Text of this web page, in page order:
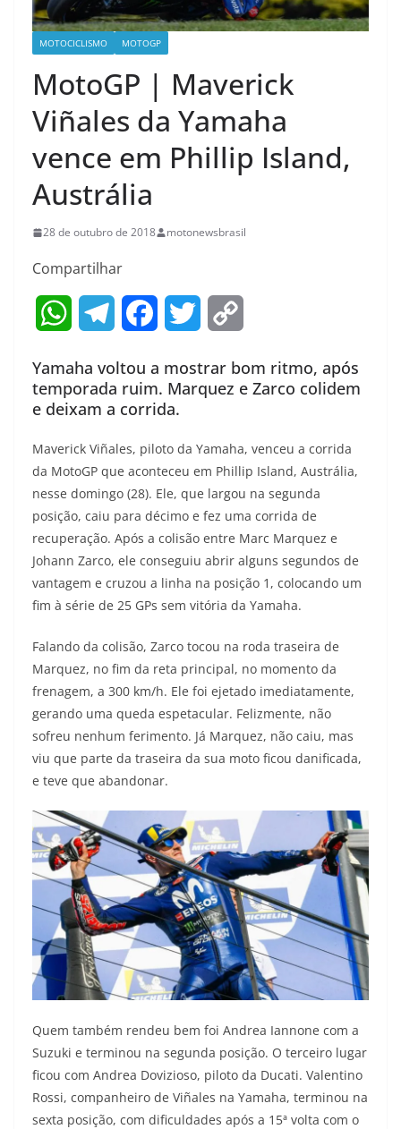
MOTOCICLISMO MOTOGP
MotoGP | Maverick
Viñales da Yamaha
vence em Phillip Island,
Austrália
28 de outubro de 2018 motonewsbrasil
Compartilhar
W
a
t
s
A
p
p
l
e
g
r
a
m
e
b
o
k
i
t
e
p
L
i
k
Yamaha voltou a mostrar bom ritmo, após
temporada ruim. Marquez e Zarco colidem
e deixam a corrida.
Maverick Viñales, piloto da Yamaha, venceu a corrida
da MotoGP que aconteceu em Phillip Island, Austrália,
nesse domingo (28). Ele, que largou na segunda
posição, caiu para décimo e fez uma corrida de
recuperação. Após a colisão entre Marc Marquez e
Johann Zarco, ele conseguiu abrir alguns segundos de
vantagem e cruzou a linha na posição 1, colocando um
fim à série de 25 GPs sem vitória da Yamaha.
Falando da colisão, Zarco tocou na roda traseira de
Marquez, no fim da reta principal, no momento da
frenagem, a 300 km/h. Ele foi ejetado imediatamente,
gerando uma queda espetacular. Felizmente, não
sofreu nenhum ferimento. Já Marquez, não caiu, mas
viu que parte da traseira da sua moto ficou danificada,
e teve que abandonar.
Quem também rendeu bem foi Andrea Iannone com a
Suzuki e terminou na segunda posição. O terceiro lugar
ficou com Andrea Dovizioso, piloto da Ducati. Valentino
Rossi, companheiro de Viñales na Yamaha, terminou na
sexta posição, com dificuldades após a 15ª volta com o